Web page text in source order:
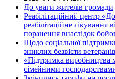
До уваги жителів громади
Реабілітаційний центр
реабілітаційне лікування
поранення внаслідок
Щодо соціальної
зниклих безвісти
«Підтримка виробництва
сімейними